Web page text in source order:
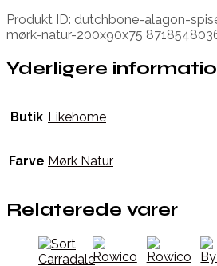
Produkt ID: dutchbone-alagon-
mørk-natur-200x90x75
Yderligere
Butik Likehome
Farve Mørk Natur
Relaterede varer